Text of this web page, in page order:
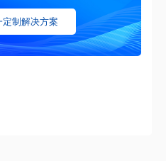
定制解决方案